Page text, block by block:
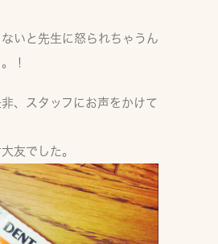
いと先生に怒られちゃうん
！
、スタッフにお声をかけて
友でした。